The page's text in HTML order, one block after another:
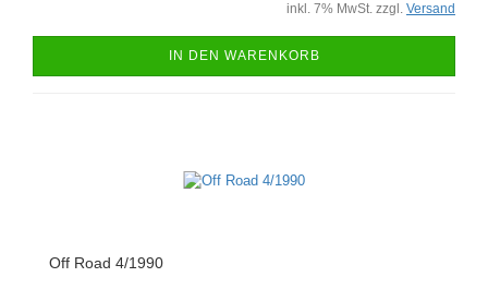
inkl. 7% MwSt. zzgl. Versand
IN DEN WARENKORB
Off Road 4/1990